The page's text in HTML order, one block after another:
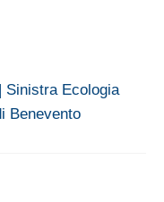
Sinistra Ecologia
Benevento